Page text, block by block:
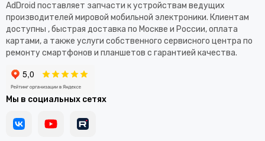
AdDroid поставляет запчасти к устройствам ведущих
производителей мировой мобильной электроники. Клиентам
доступны , быстрая доставка по Москве и России, оплата
картами, а также услуги собственного сервисного центра по
ремонту смартфонов и планшетов с гарантией качества.
Мы в социальных сетях